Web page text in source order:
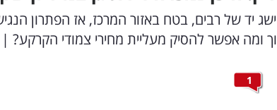
יד של רבים, בטח באזור המרכז, אז הפתרון
ומה אפשר להסיק מעליית מחירי צמודי
1